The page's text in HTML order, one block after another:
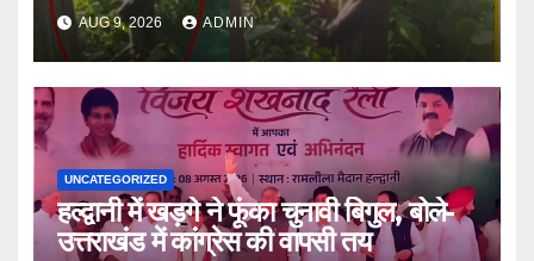
AUG 9, 2026 ADMIN
UNCATEGORIZED
हल्द्वानी में खड़गे ने फूंका चुनावी बिगुल, बोले-
उत्तराखंड में कांग्रेस की वापसी तय